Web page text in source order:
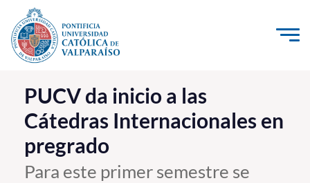
Click acá para ir directamente al contenido
La Universidad
Investigación, Creación e Innovación
PUCV Internacional
Vinculación con el Medio
PUCV da inicio a las
Cátedras Internacionales en
pregrado
Para este primer semestre se